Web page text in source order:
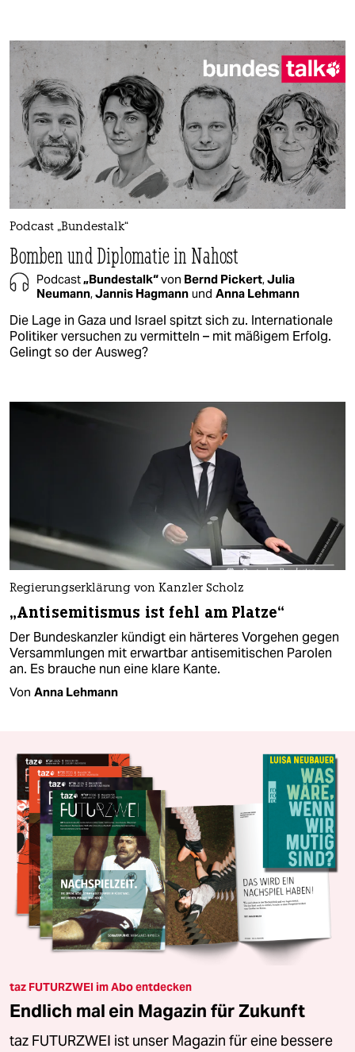
Podcast „Bundestalk“
Bomben und Diplomatie in Nahost
Podcast„Bundestalk“von Bernd Pickert,Julia
Neumann,Jannis Hagmann und Anna Lehmann
Die Lage in Gaza und Israel spitzt sich zu. Internationale
Politiker versuchen zu vermitteln – mit mäßigem Erfolg.
Gelingt so der Ausweg?
Regierungserklärung von Kanzler Scholz
„Antisemitismus ist fehl am Platze“
Der Bundeskanzler kündigt ein härteres Vorgehen gegen
Versammlungen mit erwartbar antisemitischen Parolen
an. Es brauche nun eine klare Kante.
Von Anna Lehmann
taz FUTURZWEI im Abo entdecken
Endlich mal ein Magazin für Zukunft
taz FUTURZWEI ist unser Magazin für eine bessere